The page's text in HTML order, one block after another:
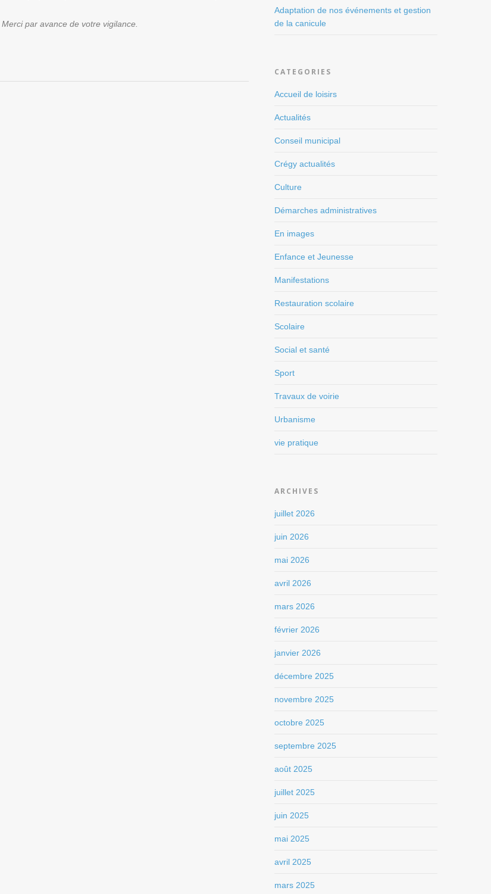
Merci par avance de votre vigilance.
Adaptation de nos événements et gestion
de la canicule
CATEGORIES
Accueil de loisirs
Actualités
Conseil municipal
Crégy actualités
Culture
Démarches administratives
En images
Enfance et Jeunesse
Manifestations
Restauration scolaire
Scolaire
Social et santé
Sport
Travaux de voirie
Urbanisme
vie pratique
ARCHIVES
juillet 2026
juin 2026
mai 2026
avril 2026
mars 2026
février 2026
janvier 2026
décembre 2025
novembre 2025
octobre 2025
septembre 2025
août 2025
juillet 2025
juin 2025
mai 2025
avril 2025
mars 2025